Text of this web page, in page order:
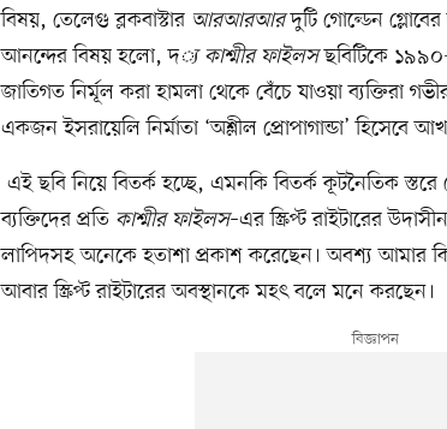
বিষয়, তেলেগু ব্লকবাস্টার আরআরআরদুটি গোল্ডেন
আনন্দের বিষয় হলো, দ্য কাশ্মীর ফাইলসছবিটিকে
জাতিগত নির্মূল করা হামলা থেকে বেঁচে যাওয়া ব্যক্তিরা
একজন ইসরায়েলি নির্মাতা ‘অশ্লীল প্রোপাগান্ডা’ হিসেবে
এই ছবি নিয়ে বিতর্ক হচ্ছে, এমনকি বিতর্ক কূটনৈতিক
ব্যক্তিদের প্রতি কাশ্মীর ফাইলস–এর স্ক্রিপ্ট রাইটারের
লাপিদসহ অনেকে হতাশা প্রকাশ করেছেন। অবশ্য আমার
আবার স্ক্রিপ্ট রাইটারের অবস্থানকে মহৎ বলে মনে করছেন।